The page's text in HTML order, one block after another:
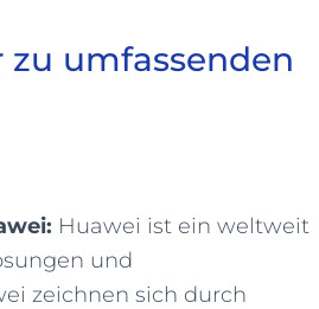
zu umfassenden
Huawei ist ein weltweit
und
zeichnen sich durch